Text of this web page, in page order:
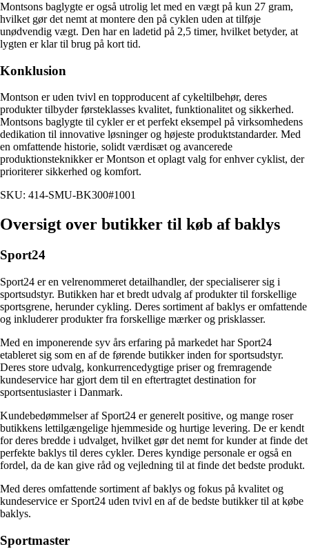
Montsons baglygte er også utrolig let med en vægt på kun 27 gram,
hvilket gør det nemt at montere den på cyklen uden at tilføje
unødvendig vægt. Den har en ladetid på 2,5 timer, hvilket betyder, at
lygten er klar til brug på kort tid.
Konklusion
Montson er uden tvivl en topproducent af cykeltilbehør, deres
produkter tilbyder førsteklasses kvalitet, funktionalitet og sikkerhed.
Montsons baglygte til cykler er et perfekt eksempel på virksomhedens
dedikation til innovative løsninger og højeste produktstandarder. Med
en omfattende historie, solidt værdisæt og avancerede
produktionsteknikker er Montson et oplagt valg for enhver cyklist, der
prioriterer sikkerhed og komfort.
SKU: 414-SMU-BK300#1001
Oversigt over butikker til køb af baklys
Sport24
Sport24 er en velrenommeret detailhandler, der specialiserer sig i
sportsudstyr. Butikken har et bredt udvalg af produkter til forskellige
sportsgrene, herunder cykling. Deres sortiment af baklys er omfattende
og inkluderer produkter fra forskellige mærker og prisklasser.
Med en imponerende syv års erfaring på markedet har Sport24
etableret sig som en af de førende butikker inden for sportsudstyr.
Deres store udvalg, konkurrencedygtige priser og fremragende
kundeservice har gjort dem til en eftertragtet destination for
sportsentusiaster i Danmark.
Kundebedømmelser af Sport24 er generelt positive, og mange roser
butikkens lettilgængelige hjemmeside og hurtige levering. De er kendt
for deres bredde i udvalget, hvilket gør det nemt for kunder at finde det
perfekte baklys til deres cykler. Deres kyndige personale er også en
fordel, da de kan give råd og vejledning til at finde det bedste produkt.
Med deres omfattende sortiment af baklys og fokus på kvalitet og
kundeservice er Sport24 uden tvivl en af de bedste butikker til at købe
baklys.
Sportmaster